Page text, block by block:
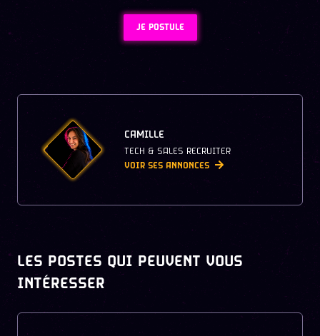
JE POSTULE
CAMILLE
TECH & SALES RECRUITER
VOIR SES ANNONCES
LES POSTES QUI PEUVENT VOUS
INTÉRESSER